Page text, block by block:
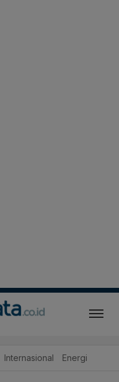
Internasional Energi